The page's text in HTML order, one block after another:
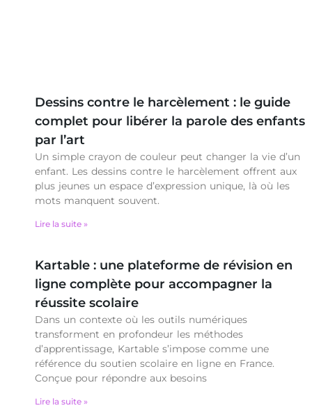
Dessins contre le harcèlement : le guide
complet pour libérer la parole des enfants
par l’art
Un simple crayon de couleur peut changer la vie d’un
enfant. Les dessins contre le harcèlement offrent aux
plus jeunes un espace d’expression unique, là où les
mots manquent souvent.
Lire la suite »
Kartable : une plateforme de révision en
ligne complète pour accompagner la
réussite scolaire
Dans un contexte où les outils numériques
transforment en profondeur les méthodes
d’apprentissage, Kartable s’impose comme une
référence du soutien scolaire en ligne en France.
Conçue pour répondre aux besoins
Lire la suite »